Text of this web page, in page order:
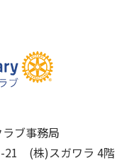
ブ事務局
21 (株)スガワラ 4階